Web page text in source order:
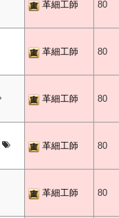
革細工師 80
革細工師 80
革細工師 80
革細工師 80
革細工師 80